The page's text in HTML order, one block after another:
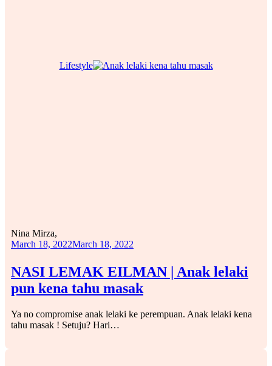
Lifestyle
NASI LEMAK EILMAN | Anak lelaki
pun kena tahu masak
Nina Mirza,
March 18, 2022March 18, 2022
Ya no compromise anak lelaki ke perempuan. Anak lelaki kena
tahu masak ! Setuju? Hari…